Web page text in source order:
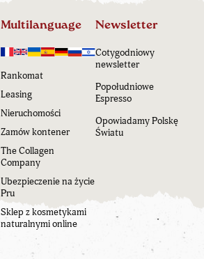
Multilanguage
Rankomat
Leasing
Nieruchomości
Zamów kontener
The Collagen
Company
Ubezpieczenie na życie
Pru
Sklep z kosmetykami
naturalnymi online
Newsletter
Cotygodniowy
newsletter
Popołudniowe
Espresso
Opowiadamy Polskę
Światu